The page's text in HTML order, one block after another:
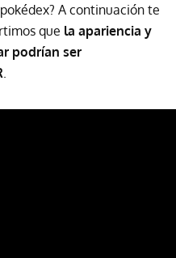
A continuación te
que la apariencia y
podrían ser